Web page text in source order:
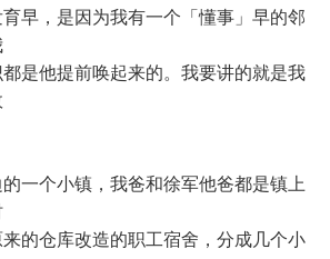
早，是因为我有一个「懂事」早的邻
是他提前唤起来的。我要讲的就是我
个小镇，我爸和徐军他爸都是镇上
的仓库改造的职工宿舍，分成几个小